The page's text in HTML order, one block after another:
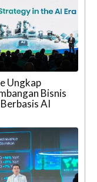
Ungkap
Bisnis
AI